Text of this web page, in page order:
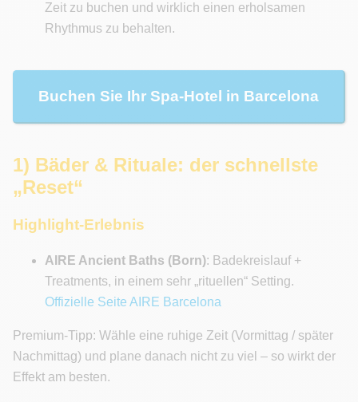
Zeit zu buchen und wirklich einen erholsamen
Rhythmus zu behalten.
Buchen Sie Ihr Spa-Hotel in Barcelona
1) Bäder & Rituale: der schnellste
„Reset“
Highlight-Erlebnis
AIRE Ancient Baths (Born): Badekreislauf +
Treatments, in einem sehr „rituellen“ Setting.
Offizielle Seite AIRE Barcelona
Premium-Tipp: Wähle eine ruhige Zeit (Vormittag / später
Nachmittag) und plane danach nicht zu viel – so wirkt der
Effekt am besten.